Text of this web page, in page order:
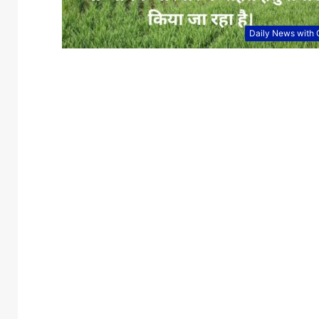
Daily News with